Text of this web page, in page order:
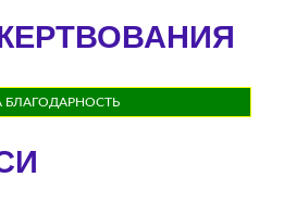
БЛАГОДАРНОСТЬ